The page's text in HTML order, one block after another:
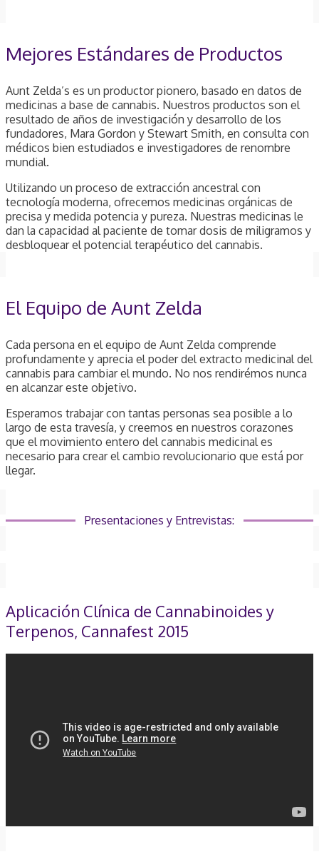
Mejores Estándares de Productos
Aunt Zelda’s es un productor pionero, basado en datos de
medicinas a base de cannabis. Nuestros productos son el
resultado de años de investigación y desarrollo de los
fundadores, Mara Gordon y Stewart Smith, en consulta con
médicos bien estudiados e investigadores de renombre
mundial.
Utilizando un proceso de extracción ancestral con
tecnología moderna, ofrecemos medicinas orgánicas de
precisa y medida potencia y pureza. Nuestras medicinas le
dan la capacidad al paciente de tomar dosis de miligramos y
desbloquear el potencial terapéutico del cannabis.
El Equipo de Aunt Zelda
Cada persona en el equipo de Aunt Zelda comprende
profundamente y aprecia el poder del extracto medicinal del
cannabis para cambiar el mundo. No nos rendirémos nunca
en alcanzar este objetivo.
Esperamos trabajar con tantas personas sea posible a lo
largo de esta travesía, y creemos en nuestros corazones
que el movimiento entero del cannabis medicinal es
necesario para crear el cambio revolucionario que está por
llegar.
Presentaciones y Entrevistas:
Aplicación Clínica de Cannabinoides y
Terpenos, Cannafest 2015